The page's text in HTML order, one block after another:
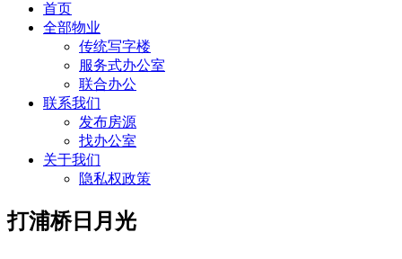
首页
全部物业
传统写字楼
服务式办公室
联合办公
联系我们
发布房源
找办公室
关于我们
隐私权政策
打浦桥日月光